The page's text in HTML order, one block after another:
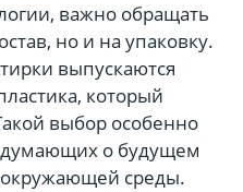
важно обращать
но и на упаковку.
выпускаются
который
выбор особенно
думающих о будущем
окружающей среды.